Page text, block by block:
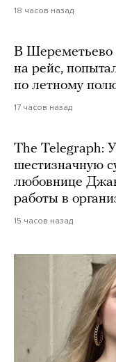
18 часов назад
В Шереметьево
на рейс,
по летному
17 часов назад
The Telegraph:
шестизначную
любовнице
работы в
15 часов назад